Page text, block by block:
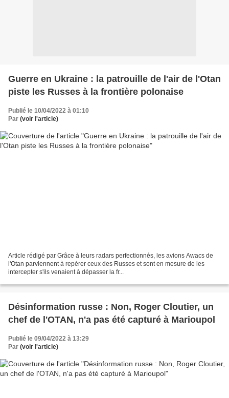
Guerre en Ukraine : la patrouille de l'air de l'Otan
piste les Russes à la frontière polonaise
Publié le 10/04/2022 à 01:10
Par (voir l'article)
Article rédigé par Grâce à leurs radars perfectionnés, les avions Awacs de
l'Otan parviennent à repérer ceux des Russes et sont en mesure de les
intercepter s'ils venaient à dépasser la fr...
Désinformation russe : Non, Roger Cloutier, un
chef de l'OTAN, n'a pas été capturé à Marioupol
Publié le 09/04/2022 à 13:29
Par (voir l'article)